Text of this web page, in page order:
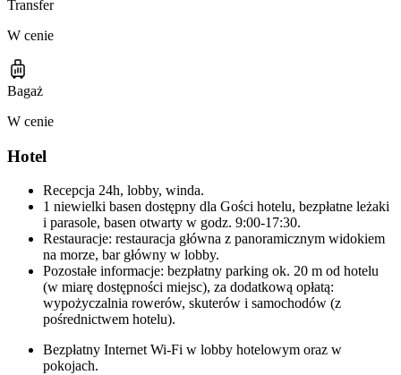
Transfer
W cenie
Bagaż
W cenie
Hotel
Recepcja 24h, lobby, winda.
1 niewielki basen dostępny dla Gości hotelu, bezpłatne leżaki
i parasole, basen otwarty w godz. 9:00-17:30.
Restauracje: restauracja główna z panoramicznym widokiem
na morze, bar główny w lobby.
Pozostałe informacje: bezpłatny parking ok. 20 m od hotelu
(w miarę dostępności miejsc), za dodatkową opłatą:
wypożyczalnia rowerów, skuterów i samochodów (z
pośrednictwem hotelu).
Bezpłatny Internet Wi-Fi w lobby hotelowym oraz w
pokojach.